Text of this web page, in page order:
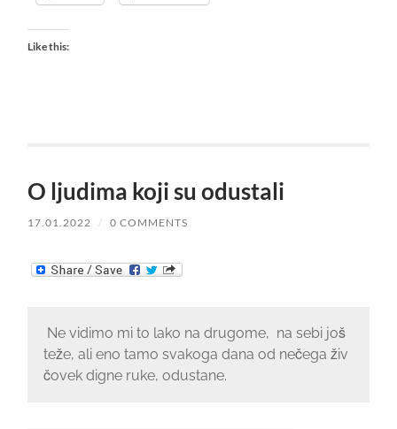
Like this:
O ljudima koji su odustali
17.01.2022 / 0 COMMENTS
Ne vidimo mi to lako na drugome, na sebi još
teže, ali eno tamo svakoga dana od nečega živ
čovek digne ruke, odustane.